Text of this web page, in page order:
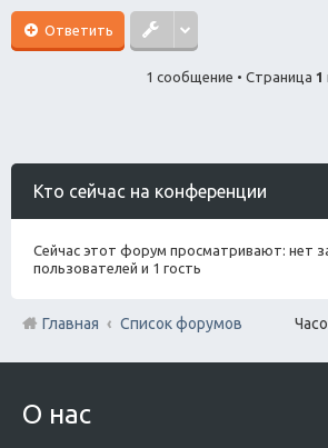
Ответить
1 сообщение • Страница 1
Кто сейчас на конференции
Сейчас этот форум просматривают: нет
пользователей и 1 гость
Главная Список форумов
О нас